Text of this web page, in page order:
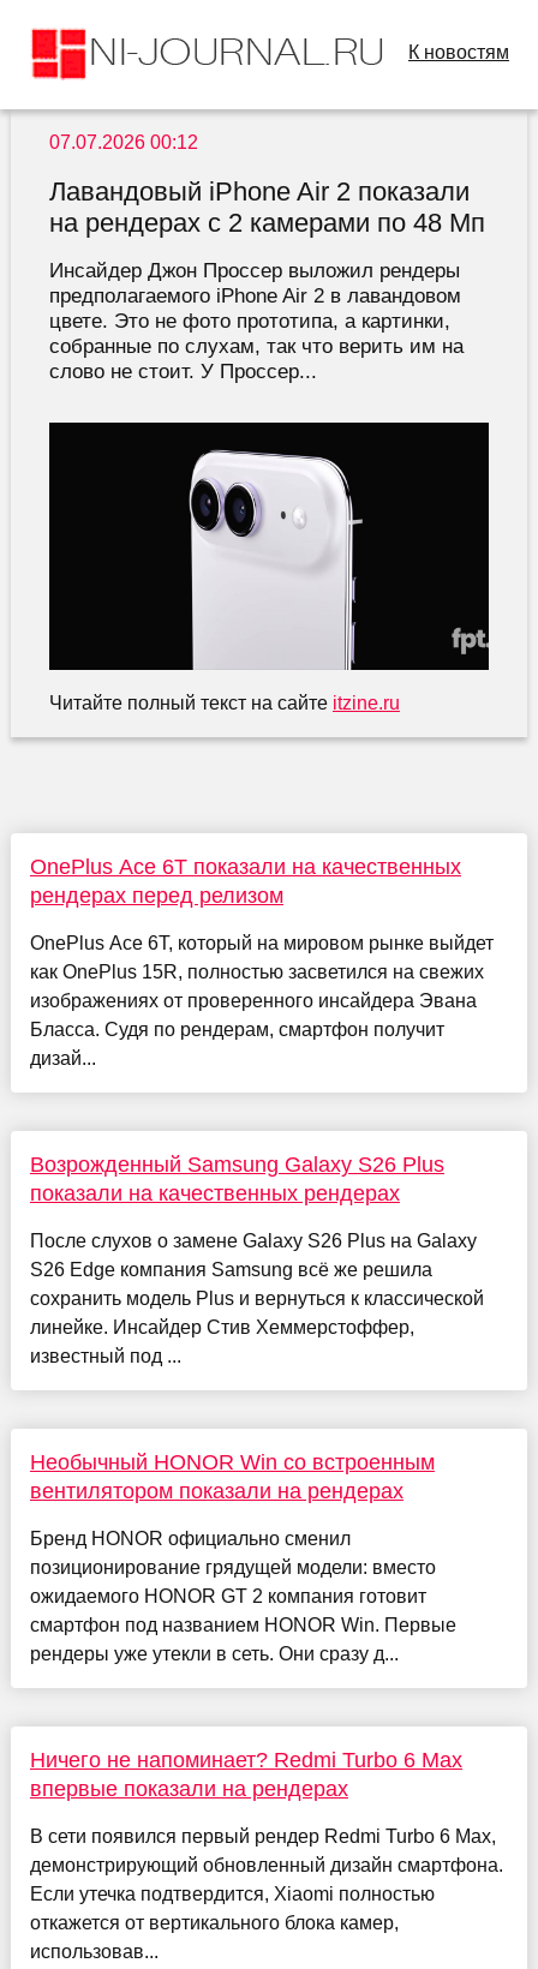
К новостям
07.07.2026 00:12
Лавандовый iPhone Air 2 показали
на рендерах с 2 камерами по 48 Мп
Инсайдер Джон Проссер выложил рендеры
предполагаемого iPhone Air 2 в лавандовом
цвете. Это не фото прототипа, а картинки,
собранные по слухам, так что верить им на
слово не стоит. У Проссер...
Читайте полный текст на сайте itzine.ru
OnePlus Ace 6T показали на качественных
рендерах перед релизом
OnePlus Ace 6T, который на мировом рынке выйдет
как OnePlus 15R, полностью засветился на свежих
изображениях от проверенного инсайдера Эвана
Бласса. Судя по рендерам, смартфон получит
дизай...
Возрожденный Samsung Galaxy S26 Plus
показали на качественных рендерах
После слухов о замене Galaxy S26 Plus на Galaxy
S26 Edge компания Samsung всё же решила
сохранить модель Plus и вернуться к классической
линейке. Инсайдер Стив Хеммерстоффер,
известный под ...
Необычный HONOR Win со встроенным
вентилятором показали на рендерах
Бренд HONOR официально сменил
позиционирование грядущей модели: вместо
ожидаемого HONOR GT 2 компания готовит
смартфон под названием HONOR Win. Первые
рендеры уже утекли в сеть. Они сразу д...
Ничего не напоминает? Redmi Turbo 6 Max
впервые показали на рендерах
В сети появился первый рендер Redmi Turbo 6 Max,
демонстрирующий обновленный дизайн смартфона.
Если утечка подтвердится, Xiaomi полностью
откажется от вертикального блока камер,
использовав...